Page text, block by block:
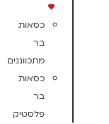
כסאות
בר
מתכווננים
כסאות
בר
פלסטיק